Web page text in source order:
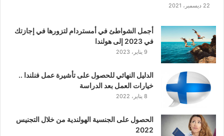
ا
س
ي
ك
ر
ب
22 ديسمبر، 2021
أجمل الشواطئ في أمستردام لتزورها في إجازتك
في 2023 إلى هولندا
9 يناير، 2023
الدليل النهائي للحصول على تأشيرة عمل فنلندا ..
خيارات العمل بعد الدراسة
8 يناير، 2022
الحصول على الجنسية الهولندية من خلال التجنيس
2022